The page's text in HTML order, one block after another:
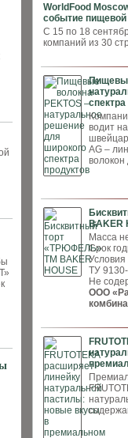
WorldFood
событие пищевой
С 15 по 18
компаний из 30
водит
AG –
BAKER
Масса
Срок
Условия
ТУ
Не
ООО